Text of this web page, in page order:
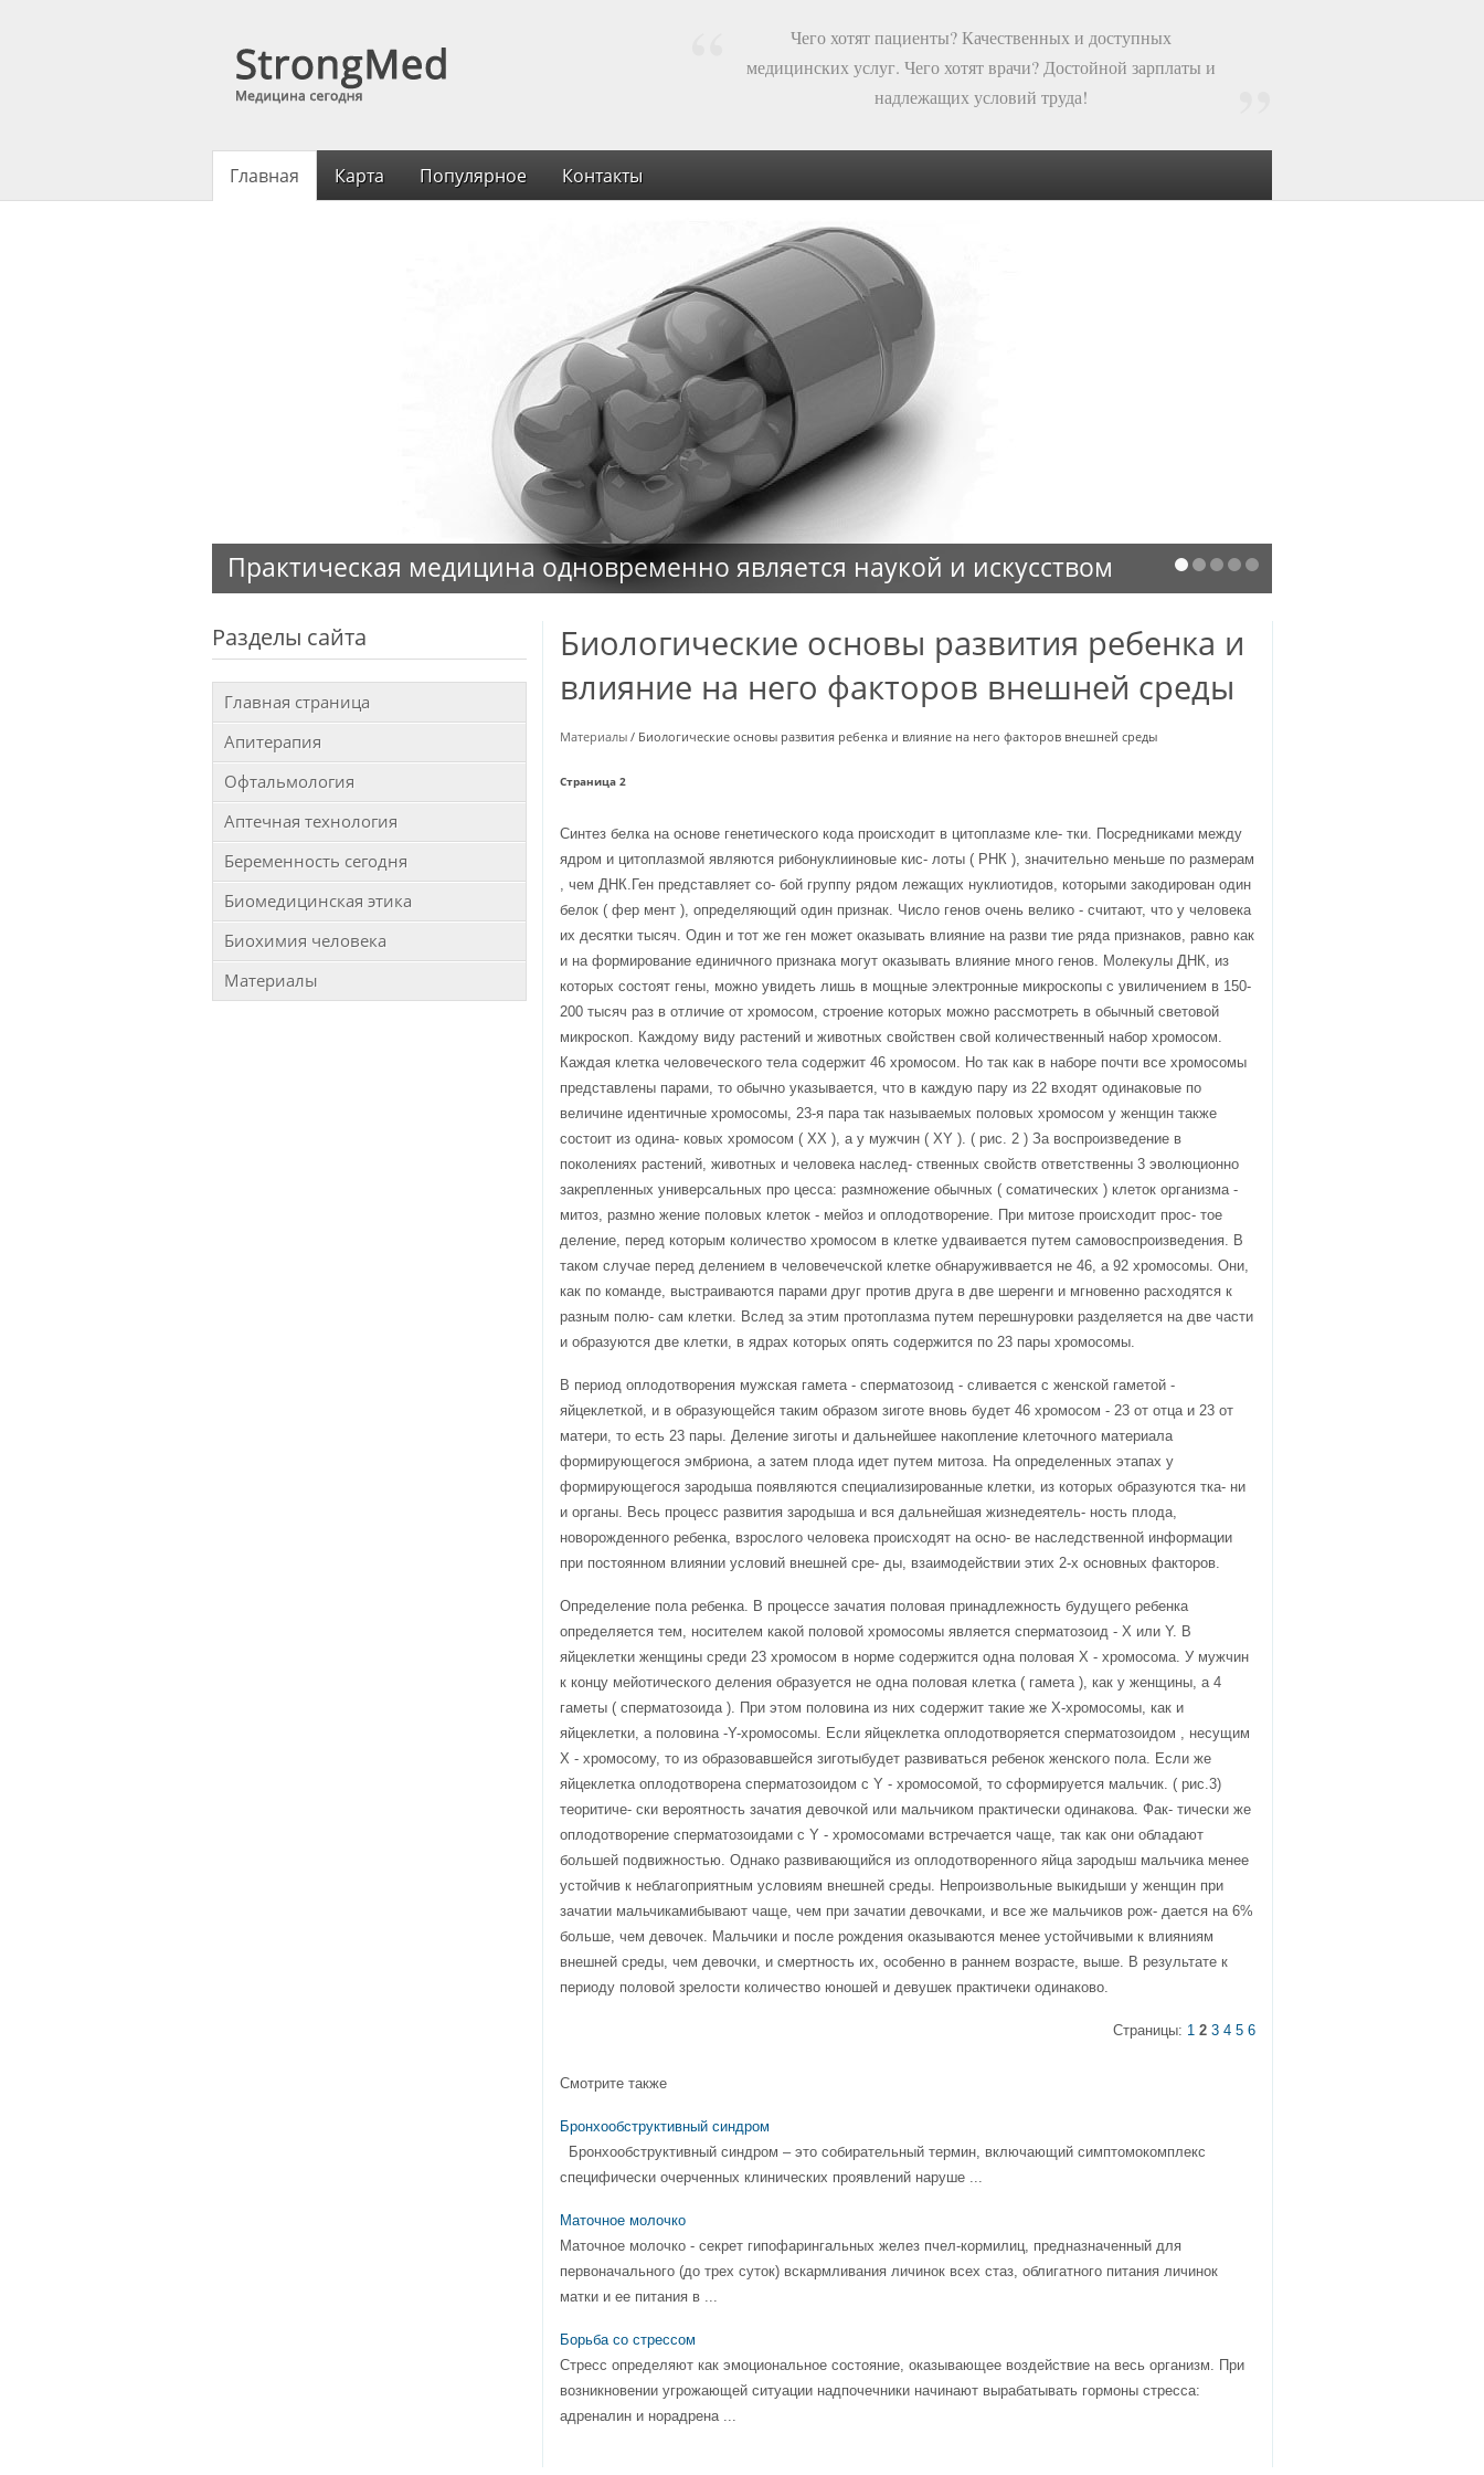
Чего хотят пациенты? Качественных и доступных
медицинских услуг. Чего хотят врачи? Достойной зарплаты и
надлежащих условий труда!
Главная Карта Популярное Контакты
Без собственной ответственности медицина сама ничего не сделает
Биологические основы развития ребенка и
влияние на него факторов внешней среды
Материалы / Биологические основы развития ребенка и влияние на него факторов внешней среды
Страница 2
Синтез белка на основе генетического кода происходит в цитоплазме кле- тки. Посредниками между
ядром и цитоплазмой являются рибонуклииновые кис- лоты ( РНК ), значительно меньше по размерам
, чем ДНК.Ген представляет со- бой группу рядом лежащих нуклиотидов, которыми закодирован один
белок ( фер мент ), определяющий один признак. Число генов очень велико - считают, что у человека
их десятки тысяч. Один и тот же ген может оказывать влияние на разви тие ряда признаков, равно как
и на формирование единичного признака могут оказывать влияние много генов. Молекулы ДНК, из
которых состоят гены, можно увидеть лишь в мощные электронные микроскопы с увиличением в 150-
200 тысяч раз в отличие от хромосом, строение которых можно рассмотреть в обычный световой
микроскоп. Каждому виду растений и животных свойствен свой количественный набор хромосом.
Каждая клетка человеческого тела содержит 46 хромосом. Но так как в наборе почти все хромосомы
представлены парами, то обычно указывается, что в каждую пару из 22 входят одинаковые по
величине идентичные хромосомы, 23-я пара так называемых половых хромосом у женщин также
состоит из одина- ковых хромосом ( ХХ ), а у мужчин ( ХY ). ( рис. 2 ) За воспроизведение в
поколениях растений, животных и человека наслед- ственных свойств ответственны 3 эволюционно
закрепленных универсальных про цесса: размножение обычных ( соматических ) клеток организма -
митоз, размно жение половых клеток - мейоз и оплодотворение. При митозе происходит прос- тое
деление, перед которым количество хромосом в клетке удваивается путем самовоспроизведения. В
таком случае перед делением в человечечской клетке обнаруживвается не 46, а 92 хромосомы. Они,
как по команде, выстраиваются парами друг против друга в две шеренги и мгновенно расходятся к
разным полю- сам клетки. Вслед за этим протоплазма путем перешнуровки разделяется на две части
и образуются две клетки, в ядрах которых опять содержится по 23 пары хромосомы.
В период оплодотворения мужская гамета - сперматозоид - сливается с женской гаметой -
яйцеклеткой, и в образующейся таким образом зиготе вновь будет 46 хромосом - 23 от отца и 23 от
матери, то есть 23 пары. Деление зиготы и дальнейшее накопление клеточного материала
формирующегося эмбриона, а затем плода идет путем митоза. На определенных этапах у
формирующегося зародыша появляются специализированные клетки, из которых образуются тка- ни
и органы. Весь процесс развития зародыша и вся дальнейшая жизнедеятель- ность плода,
новорожденного ребенка, взрослого человека происходят на осно- ве наследственной информации
при постоянном влиянии условий внешней сре- ды, взаимодействии этих 2-х основных факторов.
Определение пола ребенка. В процессе зачатия половая принадлежность будущего ребенка
определяется тем, носителем какой половой хромосомы является сперматозоид - Х или Y. В
яйцеклетки женщины среди 23 хромосом в норме содержится одна половая Х - хромосома. У мужчин
к концу мейотического деления образуется не одна половая клетка ( гамета ), как у женщины, а 4
гаметы ( сперматозоида ). При этом половина из них содержит такие же Х-хромосомы, как и
яйцеклетки, а половина -Y-хромосомы. Если яйцеклетка оплодотворяется сперматозоидом , несущим
Х - хромосому, то из образовавшейся зиготыбудет развиваться ребенок женского пола. Если же
яйцеклетка оплодотворена сперматозоидом с Y - хромосомой, то сформируется мальчик. ( рис.3)
теоритиче- ски вероятность зачатия девочкой или мальчиком практически одинакова. Фак- тически же
оплодотворение сперматозоидами с Y - хромосомами встречается чаще, так как они обладают
большей подвижностью. Однако развивающийся из оплодотворенного яйца зародыш мальчика менее
устойчив к неблагоприятным условиям внешней среды. Непроизвольные выкидыши у женщин при
зачатии мальчикамибывают чаще, чем при зачатии девочками, и все же мальчиков рож- дается на 6%
больше, чем девочек. Мальчики и после рождения оказываются менее устойчивыми к влияниям
внешней среды, чем девочки, и смертность их, особенно в раннем возрасте, выше. В результате к
периоду половой зрелости количество юношей и девушек практичеки одинаково.
Страницы: 1 2 3 4 5 6
Смотрите также
Бронхообструктивный синдром
Бронхообструктивный синдром – это собирательный термин, включающий симптомокомплекс
специфически очерченных клинических проявлений наруше ...
Маточное молочко
Маточное молочко - секрет гипофарингальных желез пчел-кормилиц, предназначенный для
первоначального (до трех суток) вскармливания личинок всех стаз, облигатного питания личинок
матки и ее питания в ...
Борьба со стрессом
Стресс определяют как эмоциональное состояние, оказывающее воздействие на весь организм. При
возникновении угрожающей ситуации надпочечники начинают вырабатывать гормоны стресса:
адреналин и норадрена ...
Разделы сайта
Главная страница
Апитерапия
Офтальмология
Аптечная технология
Беременность сегодня
Биомедицинская этика
Биохимия человека
Материалы